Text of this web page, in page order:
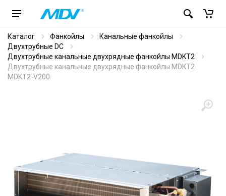
Каталог Фанкойлы
Канальные фанкойлы
Двухтрубные DC
Двухтрубные канальные двухрядные фанкойлы MDKT2
Двухтрубные канальные двухрядные фанкойлы MDKT2
MDKT2-V200